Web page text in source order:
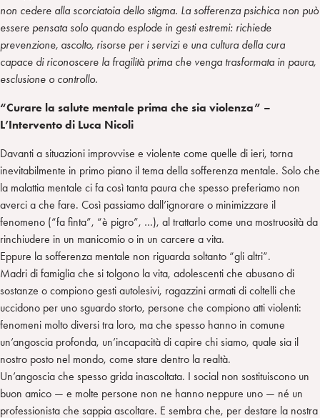
non cedere alla scorciatoia dello stigma. La sofferenza psichica non può
essere pensata solo quando esplode in gesti estremi: richiede
prevenzione, ascolto, risorse per i servizi e una cultura della cura
capace di riconoscere la fragilità prima che venga trasformata in paura,
esclusione o controllo.
“Curare la salute mentale prima che sia violenza” –
L’Intervento di Luca Nicoli
Davanti a situazioni improvvise e violente come quelle di ieri, torna
inevitabilmente in primo piano il tema della sofferenza mentale. Solo che
la malattia mentale ci fa così tanta paura che spesso preferiamo non
averci a che fare. Così passiamo dall’ignorare o minimizzare il
fenomeno (“fa finta”, “è pigro”, …), al trattarlo come una mostruosità da
rinchiudere in un manicomio o in un carcere a vita.
Eppure la sofferenza mentale non riguarda soltanto “gli altri”.
Madri di famiglia che si tolgono la vita, adolescenti che abusano di
sostanze o compiono gesti autolesivi, ragazzini armati di coltelli che
uccidono per uno sguardo storto, persone che compiono atti violenti:
fenomeni molto diversi tra loro, ma che spesso hanno in comune
un’angoscia profonda, un’incapacità di capire chi siamo, quale sia il
nostro posto nel mondo, come stare dentro la realtà.
Un’angoscia che spesso grida inascoltata. I social non sostituiscono un
buon amico — e molte persone non ne hanno neppure uno — né un
professionista che sappia ascoltare. E sembra che, per destare la nostra